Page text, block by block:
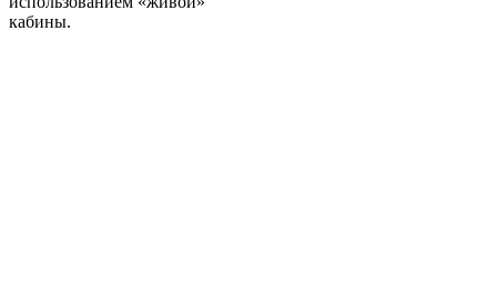
кабины.